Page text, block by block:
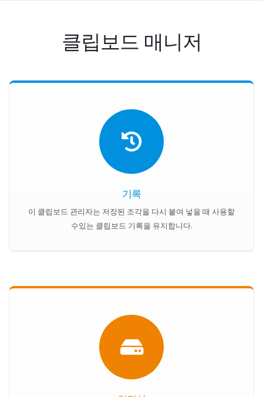
클립보드 매니저
기록
이 클립보드 관리자는 저장된 조각을 다시 붙여 넣을 때 사용할
수있는 클립보드 기록을 유지합니다.